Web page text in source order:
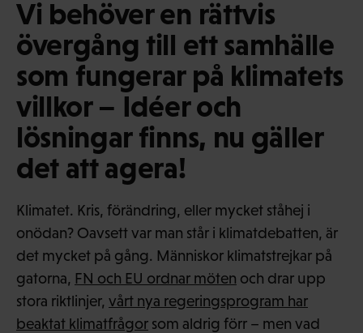
Vi behöver en rättvis
övergång till ett samhälle
som fungerar på klimatets
villkor – Idéer och
lösningar finns, nu gäller
det att agera!
Klimatet. Kris, förändring, eller mycket ståhej i
onödan? Oavsett var man står i klimatdebatten, är
det mycket på gång. Människor klimatstrejkar på
gatorna, FN och EU ordnar möten och drar upp
stora riktlinjer, vårt nya regeringsprogram har
beaktat klimatfrågor som aldrig förr – men vad